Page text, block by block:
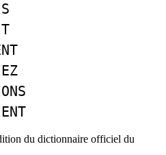
du dictionnaire officiel du